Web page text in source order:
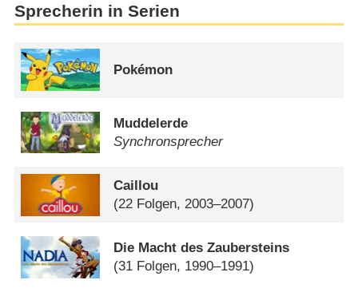
Sprecherin in Serien
Pokémon
Muddelerde
Synchronsprecher
Caillou
(22 Folgen, 2003–2007)
Die Macht des Zaubersteins
(31 Folgen, 1990–1991)